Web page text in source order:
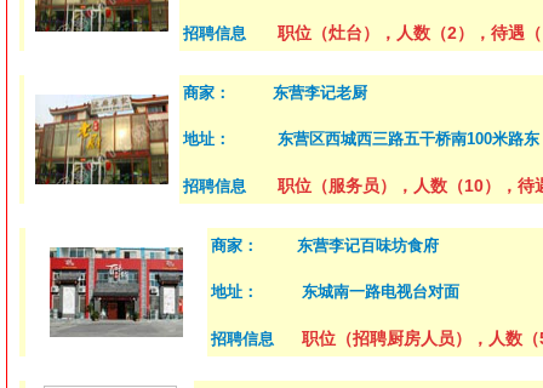
招聘信息 职位（灶台），人数（2），待遇
商家： 东营李记老厨
地址： 东营区西城西三路五干桥南100米路东
招聘信息 职位（服务员），人数（10），待
商家： 东营李记百味坊食府
地址： 东城南一路电视台对面
招聘信息 职位（招聘厨房人员），人数